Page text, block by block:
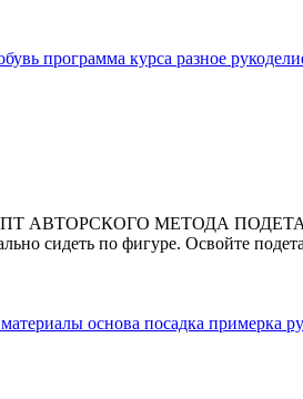
программа курса разное
РЕЦЕПТ АВТОРСКОГО
сидеть по фигуре. Освойте
основа посадка примерка